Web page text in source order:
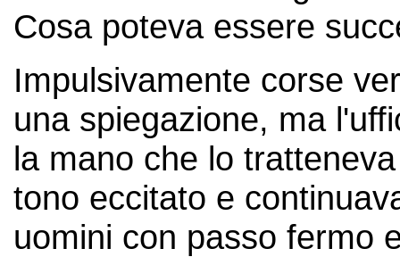
Cosa poteva essere
Impulsivamente corse
una spiegazione, ma
la mano che lo
tono eccitato e
uomini con passo fermo